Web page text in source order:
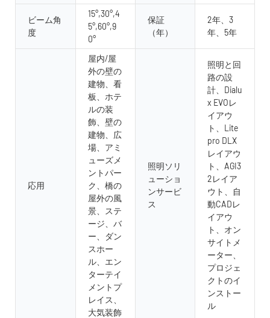
ビーム角
度
15°,30°,4
5°,60°,9
0°
保証
（年）
2年、3
年、5年
応用
屋内/屋
外の壁の
建物、看
板、ホテ
ルの装
飾、壁の
建物、広
場、アミ
ューズメ
ントパー
ク、橋の
屋外の風
景、ステ
ージ、バ
ー、ダン
スホー
ル、エン
ターテイ
メントプ
レイス、
大気装飾
照明ソリ
ューショ
ンサービ
ス
照明と回
路の設
計、Dialu
x EVOレ
イアウ
ト、Lite
pro DLX
レイアウ
ト、AGI3
2レイア
ウト、自
動CADレ
イアウ
ト、オン
サイトメ
ーター、
プロジェ
クトのイ
ンストー
ル